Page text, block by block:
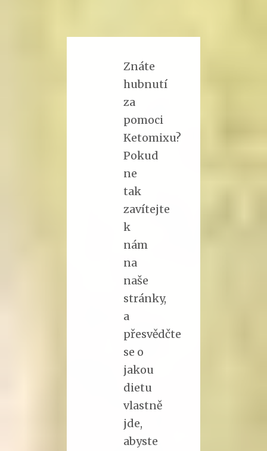
Znáte
hubnutí
za
pomoci
Ketomixu?
Pokud
ne
tak
zavítejte
k
nám
na
naše
stránky,
a
přesvědčte
se o
jakou
dietu
vlastně
jde,
abyste